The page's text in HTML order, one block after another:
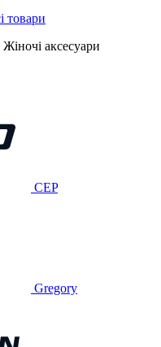
Жіночі аксесуари
CEP
Gregory